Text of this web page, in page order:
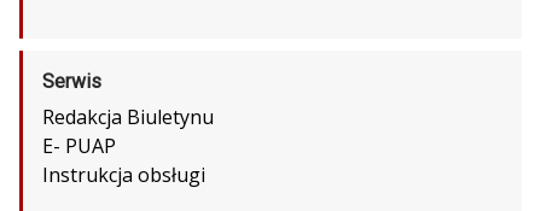
Serwis
Redakcja Biuletynu
E- PUAP
Instrukcja obsługi